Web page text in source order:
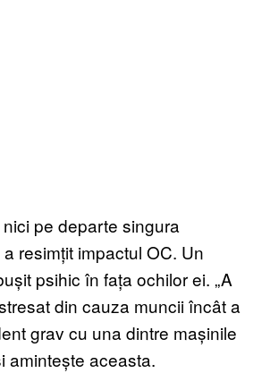
pe departe singura
resimțit impactul OC. Un
psihic în fața ochilor ei. „A
din cauza muncii încât a
grav cu una dintre mașinile
amintește aceasta.